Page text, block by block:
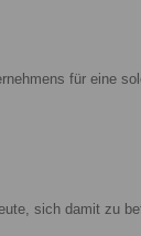
für eine
sich damit zu